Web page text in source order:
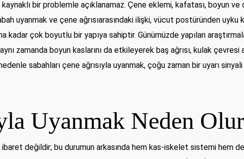
bir problemle açıklanamaz. Çene eklemi, kafatası, boyun ve
uyanmak ve çene ağrısıarasındaki ilişki, vücut postüründen uyku
çok boyutlu bir yapıya sahiptir. Günümüzde yapılan
zamanda boyun kaslarını da etkileyerek baş ağrısı, kulak çevresi
sabahları çene ağrısıyla uyanmak, çoğu zaman bir uyarı
Uyanmak Neden
ibaret değildir; bu durumun arkasında hem kas-iskelet sistemi hem